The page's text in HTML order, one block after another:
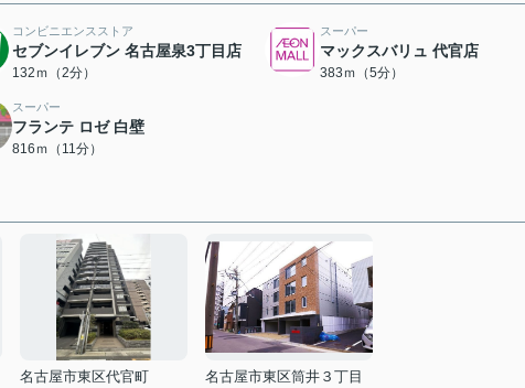
コンビニエンスストア
セブンイレブン 名古屋泉3丁目店
132ｍ（2分）
スーパー
マックスバリュ 代官店
383ｍ（5分）
スーパー
フランテ ロゼ 白壁
816ｍ（11分）
名古屋市東区代官町
名古屋市東区筒井３丁目